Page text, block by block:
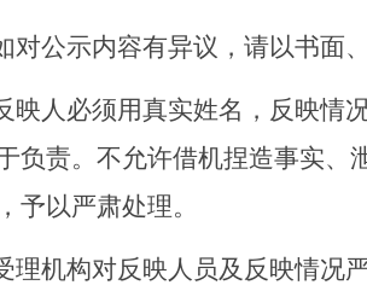
对公示内容有异议，请以书面
映人必须用真实姓名，反映情
负责。不允许借机捏造事实、
予以严肃处理。
理机构对反映人员及反映情况严